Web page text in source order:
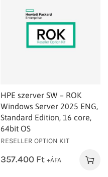
HPE szerver SW – ROK
Windows Server 2025 ENG,
Standard Edition, 16 core,
64bit OS
RESELLER OPTION KIT
357.400 Ft +ÁFA